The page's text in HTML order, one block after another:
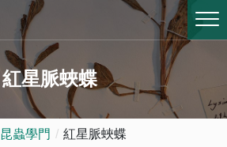
紅星脈蛺蝶
昆蟲學門 紅星脈蛺蝶